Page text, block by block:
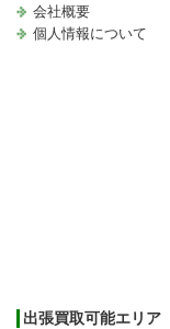
会社概要
個人情報について
出張買取可能エリア